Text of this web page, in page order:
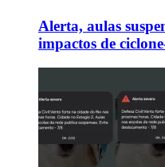
Alerta, aulas
impactos de